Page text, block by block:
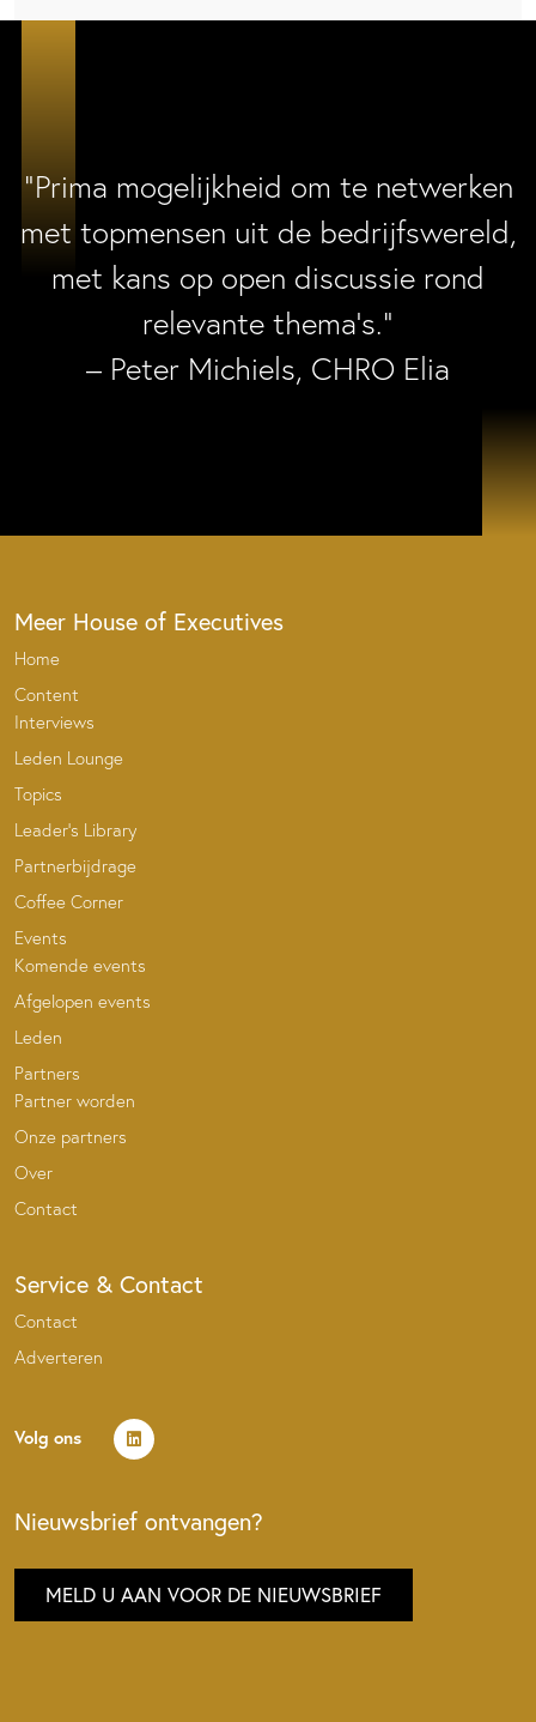
“Prima mogelijkheid om te netwerken
met topmensen uit de bedrijfswereld,
met kans op open discussie rond
relevante thema’s.”
– Peter Michiels, CHRO Elia
Meer House of Executives
Home
Content
Interviews
Leden Lounge
Topics
Leader’s Library
Partnerbijdrage
Coffee Corner
Events
Komende events
Afgelopen events
Leden
Partners
Partner worden
Onze partners
Over
Contact
Service & Contact
Contact
Adverteren
Volg ons
Nieuwsbrief ontvangen?
MELD U AAN VOOR DE NIEUWSBRIEF